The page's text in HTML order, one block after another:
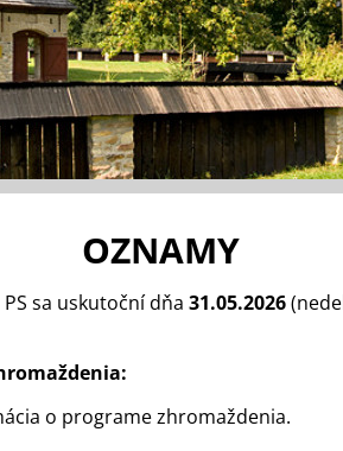
OZNAMY
sa uskutoční dňa 31.05.2026
o programe zhromaždenia.